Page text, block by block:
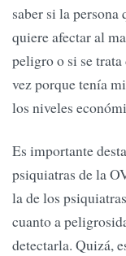
saber si la persona
quiere afectar al
peligro o si se
vez porque tenía
los niveles
Es importante
psiquiatras de la
la de los
cuanto a
detectarla. Quizá,